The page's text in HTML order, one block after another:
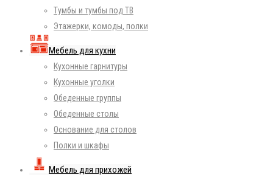
Тумбы и тумбы под ТВ
Этажерки, комоды, полки
Мебель для кухни
Кухонные гарнитуры
Кухонные уголки
Обеденные группы
Обеденные столы
Основание для столов
Полки и шкафы
Мебель для прихожей